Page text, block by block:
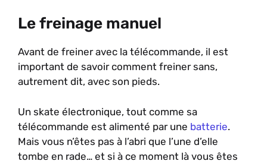
Le freinage manuel
Avant de freiner avec la télécommande, il est
important de savoir comment freiner sans,
autrement dit, avec son pieds.
Un skate électronique, tout comme sa
télécommande est alimenté par une batterie.
Mais vous n’êtes pas à l’abri que l’une d’elle
tombe en rade… et si à ce moment là vous êtes